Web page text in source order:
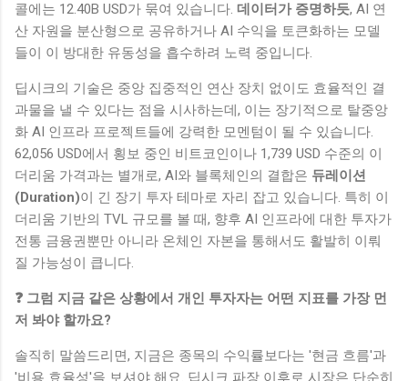
콜에는 12.40B USD가 묶여 있습니다. 데이터가 증명하듯, AI 연
산 자원을 분산형으로 공유하거나 AI 수익을 토큰화하는 모델
들이 이 방대한 유동성을 흡수하려 노력 중입니다.
딥시크의 기술은 중앙 집중적인 연산 장치 없이도 효율적인 결
과물을 낼 수 있다는 점을 시사하는데, 이는 장기적으로 탈중앙
화 AI 인프라 프로젝트들에 강력한 모멘텀이 될 수 있습니다.
62,056 USD에서 횡보 중인 비트코인이나 1,739 USD 수준의 이
더리움 가격과는 별개로, AI와 블록체인의 결합은 듀레이션
(Duration)이 긴 장기 투자 테마로 자리 잡고 있습니다. 특히 이
더리움 기반의 TVL 규모를 볼 때, 향후 AI 인프라에 대한 투자가
전통 금융권뿐만 아니라 온체인 자본을 통해서도 활발히 이뤄
질 가능성이 큽니다.
❓ 그럼 지금 같은 상황에서 개인 투자자는 어떤 지표를 가장 먼
저 봐야 할까요?
솔직히 말씀드리면, 지금은 종목의 수익률보다는 '현금 흐름'과
'비용 효율성'을 보셔야 해요. 딥시크 파장 이후로 시장은 단순히